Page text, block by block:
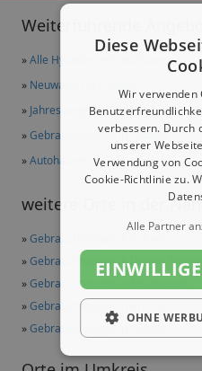
Weiterführende
»Alle Hyundai Gebrauchtwagen
» Neuwagen in Cottbus
» Jahreswagen in Cottbus
»Gebrauchtwagen in Cottbus
»Autohäuser in Cottbus
weitere Orte in der
»Gebrauchtwagen in Kolkwitz
»Gebrauchtwagen in Dissen-
»Gebrauchtwagen in Neuhausen
»Gebrauchtwagen in Briesen
»Gebrauchtwagen in Guhrow
Diese
Wir verwenden
verbessern. Durch
unserer
Verwendung von
Cookie-Richtlinie zu.
Alle Partner
OHNE